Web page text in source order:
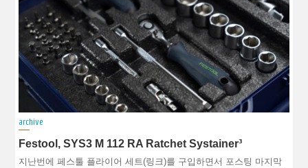
archive
Festool, SYS3 M 112 RA Ratchet Systainer³
지난번에 페스툴 플라이어 세트(링크)를 구입하면서 포스팅 마지막